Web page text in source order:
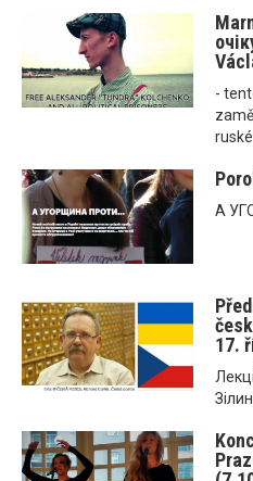
-
А
17.